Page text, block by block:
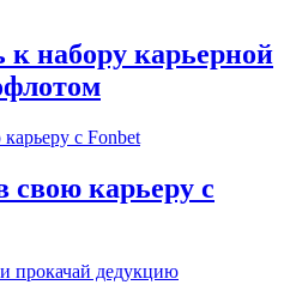
к набору карьерной
свою карьеру с